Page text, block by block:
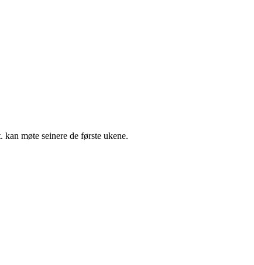
møte seinere de første ukene.